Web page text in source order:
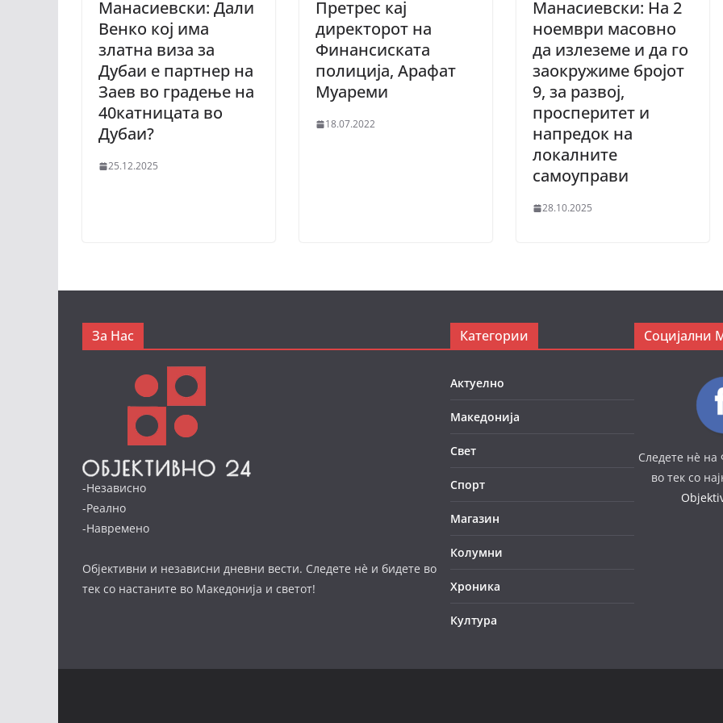
Манасиевски: Дали
Венко кој има
златна виза за
Дубаи е партнер на
Заев во градење на
40катницата во
Дубаи?
25.12.2025
Претрес кај
директорот на
Финансиската
полиција, Арафат
Муареми
18.07.2022
Манасиевски: На 2
ноември масовно
да излеземе и да го
заокружиме бројот
9, за развој,
просперитет и
напредок на
локалните
самоуправи
28.10.2025
За Нас
-Независно
-Реално
-Навремено
Објективни и независни дневни вести. Следете нè и бидете во
тек со настаните во Македонија и светот!
Категории
Актуелно
Македонија
Свет
Спорт
Магазин
Колумни
Хроника
Култура
Социјални
Следете нè на
во тек со